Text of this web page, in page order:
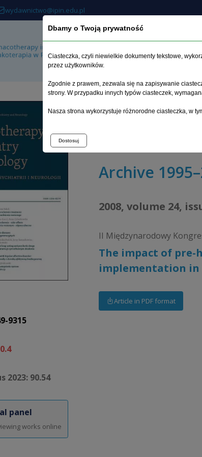
wydawnictwo@ipin.edu.pl
About the
9315
2023: 90.54
panel
works online
Home page>Archive>issue
The impact of pre-
Archive
2008, volume 24,
II Międzynarodowy
The impact of pre-
implementation in
Article in PDF format
Dbamy o Twoją prywatność
Ciasteczka, czyli niewielkie dokumenty tekstowe,
przez użytkowników.
Zgodnie z prawem, zezwala się na zapisywanie
strony. W przypadku innych typów ciasteczek,
Nasza strona wykorzystuje różnorodne ciasteczka, w
Dostosuj